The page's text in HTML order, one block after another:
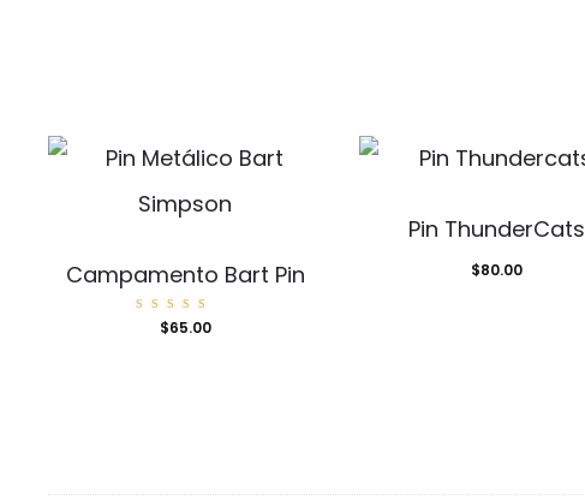
Campamento Bart Pin
Valorad
o con
$65.00
Pin ThunderCats
$80.00